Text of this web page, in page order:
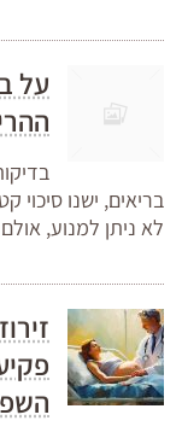
על
בריאים, ישנו
לא ניתן למנוע,